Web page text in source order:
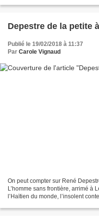
Depestre de la petite
Publié le 19/02/2018 à 11:37
Par Carole Vignaud
On peut compter sur René
L’homme sans frontière, arrimé à
l’Haïtien du monde, l’insolent